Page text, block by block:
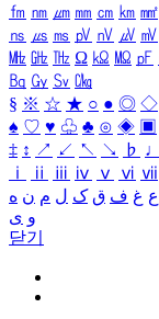
㎙ ㎚ ㎛ ㎜ ㎝ ㎞ ㎟
㎱ ㎲ ㎳ ㎴ ㎵ ㎶ ㎷
㎒ ㎓ ㎔ Ω ㏀ ㏁ ㎊
㏃ ㏉ ㏜ ㏆
§ ※ ☆ ★ ○ ● ◎ ◇
♠ ♡ ♥ ♧ ♣ ⊙ ◈ ▣
‡ ↕ ↗ ↙ ↖ ↘ ♭ ♩
ⅰ
ⅱ ⅲ ⅳ ⅴ ⅵ ⅶ
ع غ ف ق ک ل م ن ه
و ی
닫기